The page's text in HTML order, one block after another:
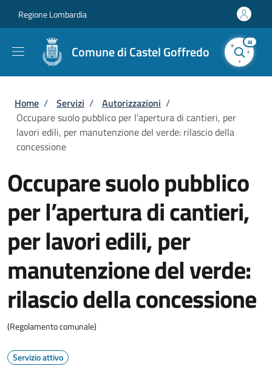
Regione Lombardia
Comune di Castel Goffredo
AI
Briciole di pane
Home / Servizi / Autorizzazioni /
Occupare suolo pubblico per l’apertura di cantieri, per
lavori edili, per manutenzione del verde: rilascio della
concessione
Occupare suolo pubblico
per l’apertura di cantieri,
per lavori edili, per
manutenzione del verde:
rilascio della concessione
(Regolamento comunale)
Servizio attivo